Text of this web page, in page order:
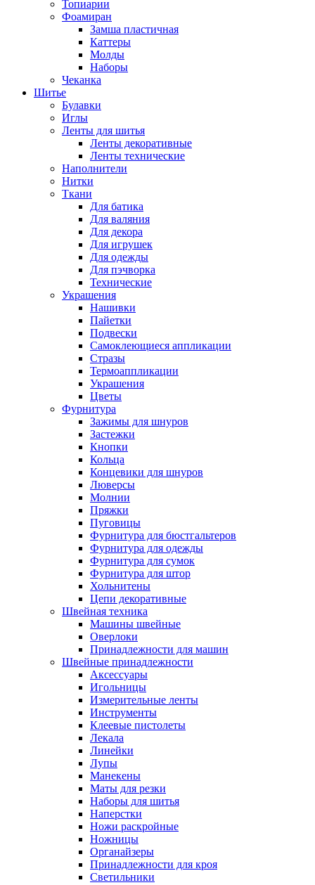
Топиарии
Фоамиран
Замша пластичная
Каттеры
Молды
Наборы
Чеканка
Шитье
Булавки
Иглы
Ленты для шитья
Ленты декоративные
Ленты технические
Наполнители
Нитки
Ткани
Для батика
Для валяния
Для декора
Для игрушек
Для одежды
Для пэчворка
Технические
Украшения
Нашивки
Пайетки
Подвески
Самоклеющиеся аппликации
Стразы
Термоаппликации
Украшения
Цветы
Фурнитура
Зажимы для шнуров
Застежки
Кнопки
Кольца
Концевики для шнуров
Люверсы
Молнии
Пряжки
Пуговицы
Фурнитура для бюстгальтеров
Фурнитура для одежды
Фурнитура для сумок
Фурнитура для штор
Хольнитены
Цепи декоративные
Швейная техника
Машины швейные
Оверлоки
Принадлежности для машин
Швейные принадлежности
Аксессуары
Игольницы
Измерительные ленты
Инструменты
Клеевые пистолеты
Лекала
Линейки
Лупы
Манекены
Маты для резки
Наборы для шитья
Наперстки
Ножи раскройные
Ножницы
Органайзеры
Принадлежности для кроя
Светильники